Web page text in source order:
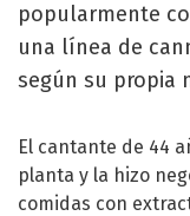
popularmente
una línea de
según su propia
El cantante de 44
planta y la hizo
comidas con